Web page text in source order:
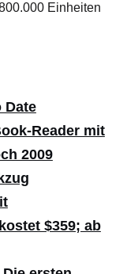
Einheiten
Date
Reader mit
2009
$359; ab